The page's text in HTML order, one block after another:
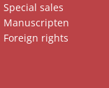
Special sales
Manuscripten
Foreign rights